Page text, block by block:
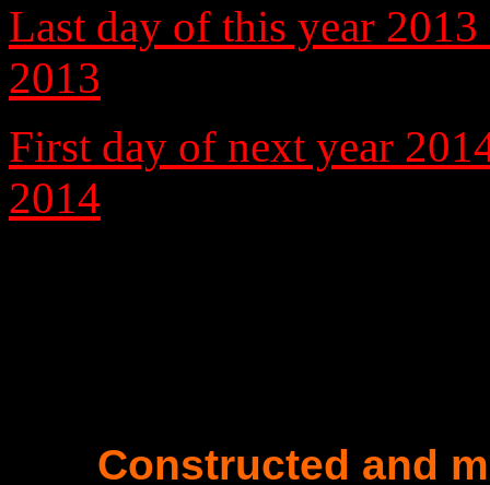
Last day of this year
2013
First day of next year
2014
Constructed and